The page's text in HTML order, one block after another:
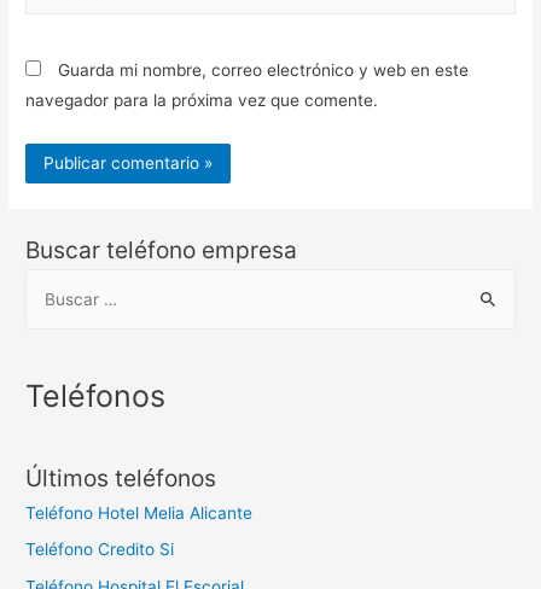
Guarda mi nombre, correo electrónico y web en este
navegador para la próxima vez que comente.
Buscar teléfono empresa
c
:
Teléfonos
Últimos teléfonos
Teléfono Hotel Melia Alicante
Teléfono Credito Si